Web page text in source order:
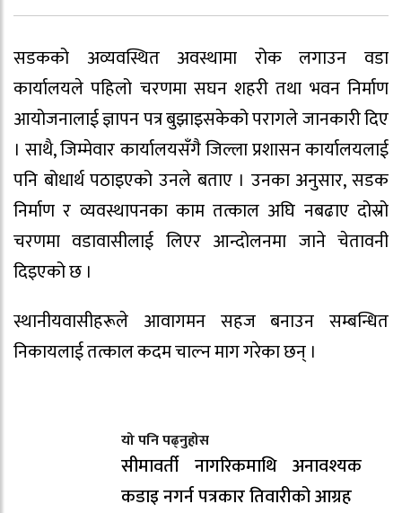
सडकको अव्यवस्थित अवस्थामा रोक लगाउन वडा
कार्यालयले पहिलो चरणमा सघन शहरी तथा भवन निर्माण
आयोजनालाई ज्ञापन पत्र बुझाइसकेको परागले जानकारी दिए
। साथै, जिम्मेवार कार्यालयसँगै जिल्ला प्रशासन कार्यालयलाई
पनि बोधार्थ पठाइएको उनले बताए । उनका अनुसार, सडक
निर्माण र व्यवस्थापनका काम तत्काल अघि नबढाए दोस्रो
चरणमा वडावासीलाई लिएर आन्दोलनमा जाने चेतावनी
दिइएको छ ।
स्थानीयवासीहरूले आवागमन सहज बनाउन सम्बन्धित
निकायलाई तत्काल कदम चाल्न माग गरेका छन् ।
यो पनि पढ्नुहोस
सीमावर्ती नागरिकमाथि अनावश्यक
कडाइ नगर्न पत्रकार तिवारीको आग्रह